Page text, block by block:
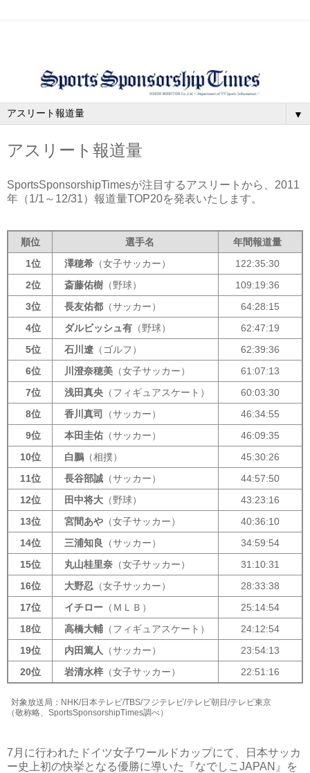
▼
アスリート報道量
SportsSponsorshipTimesが注目するアスリートから、 2011
年（1/1～12/31）報道量TOP20を発表いたします。
順位 選手名
年間報道量
1位
澤穂希 （女子サッカー）
122:35:30
2位
斎藤佑樹 （野球）
109:19:36
3位
長友佑都 （サッカー）
64:28:15
4位
ダルビッシュ有 （野球）
62:47:19
5位
石川遼 （ゴルフ）
62:39:36
6位
川澄奈穂美 （女子サッカー）
61:07:13
7位
浅田真央 （フィギュアスケート）
60:03:30
8位
香川真司 （サッカー）
46:34:55
9位
本田圭佑 （サッカー）
46:09:35
10位
白鵬 （相撲）
45:30:26
11位
長谷部誠 （サッカー）
44:57:50
12位
田中将大 （野球）
43:23:16
13位
宮間あや （女子サッカー）
40:36:10
14位
三浦知良 （サッカー）
34:59:54
15位
丸山桂里奈 （女子サッカー）
31:10:31
16位
大野忍 （女子サッカー）
28:33:38
17位
イチロー （ＭＬＢ）
25:14:54
18位
高橋大輔 （フィギュアスケート）
24:12:54
19位
内田篤人 （サッカー）
23:54:13
20位
岩清水梓 （女子サッカー） 22:51:16
対象放送局：NHK/日本テレビ/TBS/フジテレビ/テレビ朝日/テレビ東京
（敬称略、SportsSponsorshipTimes調べ）
7月に行われたドイツ女子ワールドカップにて、日本サッカ
ー史上初の快挙となる優勝に導いた『なでしこJAPAN』を